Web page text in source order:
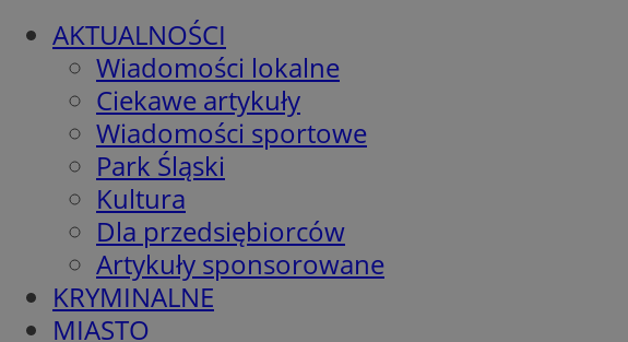
AKTUALNOŚCI
Wiadomości lokalne
Ciekawe artykuły
Wiadomości sportowe
Park Śląski
Kultura
Dla przedsiębiorców
Artykuły sponsorowane
KRYMINALNE
MIASTO